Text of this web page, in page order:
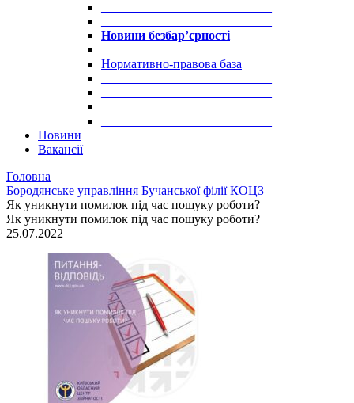
Новини безбар’єрності
Нормативно-правова база
Новини
Вакансії
Головна
Бородянське управління Бучанської філії КОЦЗ
Як уникнути помилок під час пошуку роботи?
Як уникнути помилок під час пошуку роботи?
25.07.2022